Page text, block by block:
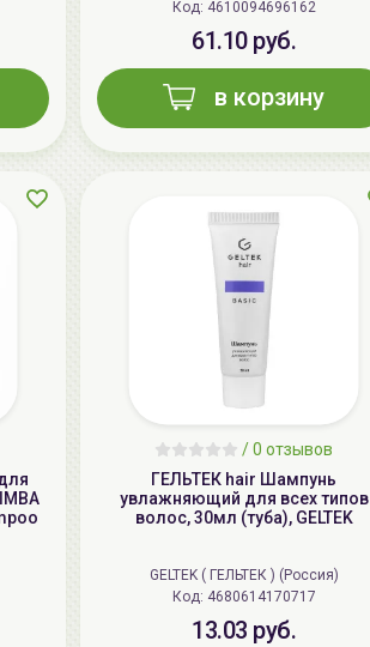
AiliCode Восстанавливающий крем-
Код: 4610094696162
61.10 руб.
в корзину
/0 отзывов
ГЕЛЬТЕК hair Шампунь
увлажняющий для всех типов
волос, 30мл (туба), GELTEK
GELTEK ( ГЕЛЬТЕК ) (Россия)
Код: 4680614170717
13.03 руб.